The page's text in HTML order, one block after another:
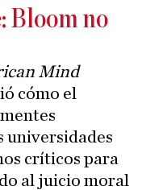
Bloom no
Mind
cómo el
universidades
críticos para
al juicio moral